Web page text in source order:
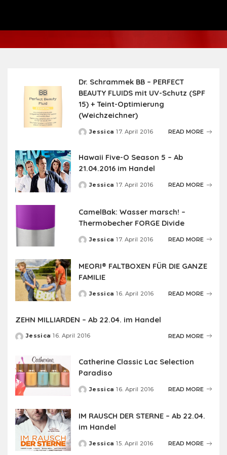
Dr. Schrammek BB – PERFECT
BEAUTY FLUIDS mit UV-Schutz (SPF
15) + Teint-Optimierung
(Weichzeichner)
Posted
Jessica 17. April 2016 READ MORE
Hawaii Five-O Season 5 – Ab
21.04.2016 im Handel
Posted
Jessica 17. April 2016 READ MORE
CamelBak: Wasser marsch! –
Thermobecher FORGE Divide
Posted
Jessica 17. April 2016 READ MORE
MEORI® FALTBOXEN FÜR DIE GANZE
FAMILIE
Posted
Jessica 16. April 2016 READ MORE
ZEHN MILLIARDEN – Ab 22.04. im Handel
Posted
Jessica 16. April 2016 READ MORE
Catherine Classic Lac Selection
Paradiso
Posted
Jessica 16. April 2016 READ MORE
IM RAUSCH DER STERNE – Ab 22.04.
im Handel
Posted
Jessica 15. April 2016 READ MORE